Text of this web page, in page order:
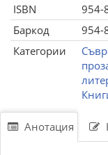
ISBN
954-
Баркод
954-
Категории
Анотация